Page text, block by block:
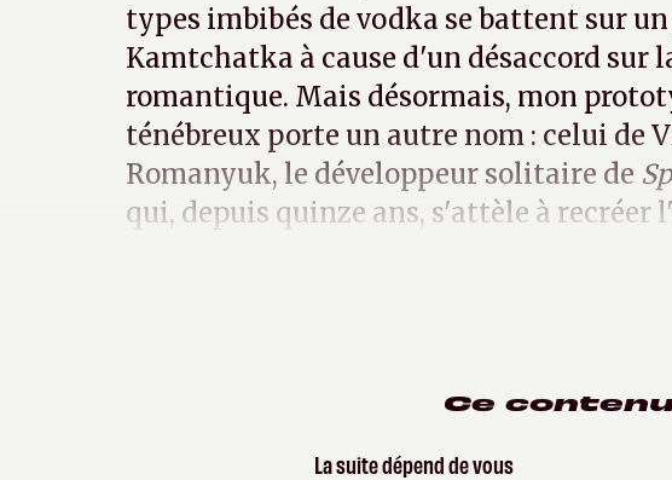
types imbibés de vodka se battent sur
Kamtchatka à cause d'un désaccord sur
romantique. Mais désormais, mon
ténébreux porte un autre nom : celui de
Romanyuk, le développeur solitaire de
qui, depuis quinze ans, s'attèle à recréer
Ce
La suite dépend de vous